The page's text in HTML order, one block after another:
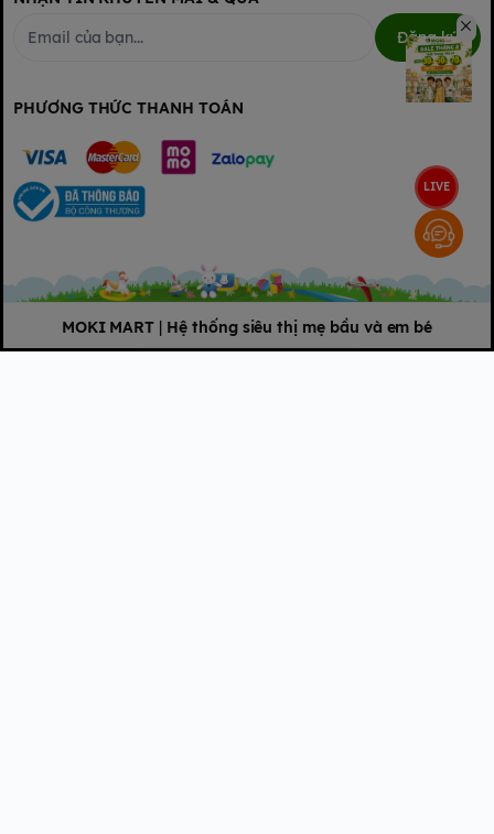
Đăng ký
PHƯƠNG THỨC THANH TOÁN
MOKI MART Hệ thống siêu thị mẹ bầu và em bé
LIVE